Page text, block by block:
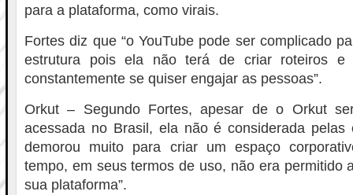
para a plataforma, como virais.
Fortes diz que “o YouTube pode ser complicado
estrutura pois ela não terá de criar roteiros e
constantemente se quiser engajar as pessoas”.
Orkut – Segundo Fortes, apesar de o Orkut
acessada no Brasil, ela não é considerada pelas
demorou muito para criar um espaço
tempo, em seus termos de uso, não era permitido
sua plataforma”.